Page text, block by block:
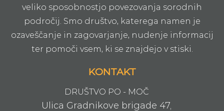
veliko sposobnostjo povezovanja sorodnih
področij. Smo društvo, katerega namen je
ozaveščanje in zagovarjanje, nudenje informacij
ter pomoči vsem, ki se znajdejo v stiski.
KONTAKT
DRUŠTVO PO - MOČ
Ulica Gradnikove brigade 47,